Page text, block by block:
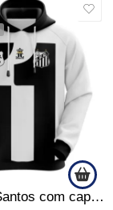
Blusa do Santos com capuz – 111 anos – Produto Oficial – Masculino